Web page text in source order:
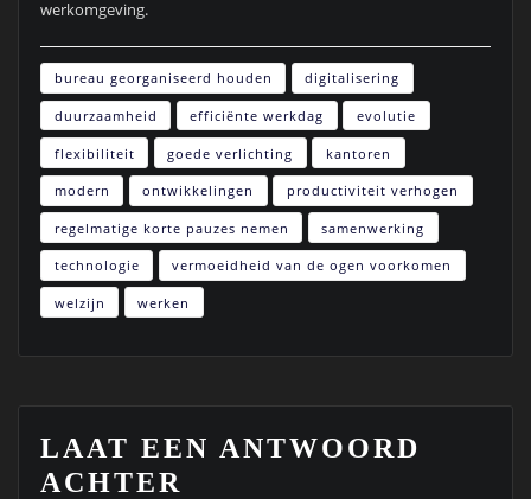
werkomgeving.
bureau georganiseerd houden digitalisering
duurzaamheid efficiënte werkdag evolutie
flexibiliteit goede verlichting kantoren
modern ontwikkelingen productiviteit verhogen
regelmatige korte pauzes nemen samenwerking
technologie vermoeidheid van de ogen voorkomen
welzijn werken
LAAT EEN ANTWOORD
ACHTER